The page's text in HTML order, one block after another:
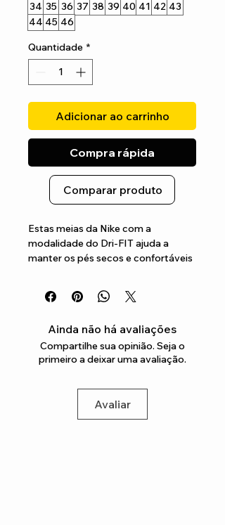
34 35 36 37 38 39 40 41 42 43
44 45 46
Quantidade *
Adicionar ao carrinho
Compra rápida
Comparar produto
Estas meias da Nike com a
modalidade do Dri-FIT ajuda a
manter os pés secos e confortáveis
acolchoado, ajuda a manter os pés
mais confortáveis
Ainda não há avaliações
Compartilhe sua opinião. Seja o
primeiro a deixar uma avaliação.
Avaliar